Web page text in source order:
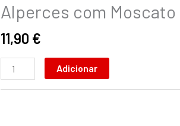
Alperces com Moscato
11,90 €
Alperces
Moscato
D'Asti
Adicionar